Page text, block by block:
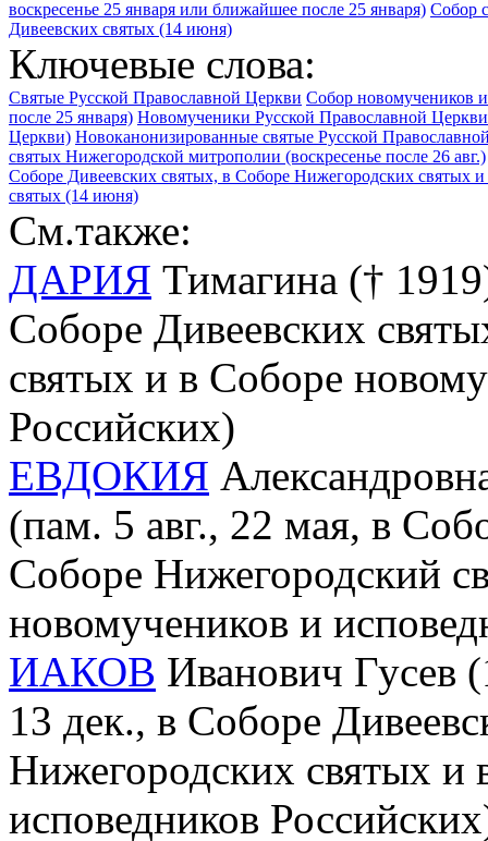
воскресенье 25 января или ближайшее после 25 января) Собор
Дивеевских святых (14 июня)
Ключевые слова:
Святые Русской Православной Церкви Собор новомучеников
после 25 января) Новомученики Русской Православной
Церкви) Новоканонизированные святые Русской
святых Нижегородской митрополии (воскресенье после 26 авг.)
Соборе Дивеевских святых, в Соборе Нижегородских святых
святых (14 июня)
См.также:
ДАРИЯ Тимагина (†
Соборе Дивеевских
святых и в Соборе
Российских)
ЕВДОКИЯ
(пам. 5 авг., 22 мая, в
Соборе Нижегородский
новомучеников и
ИАКОВ Иванович Гусев
13 дек., в Соборе
Нижегородских святых и
исповедников